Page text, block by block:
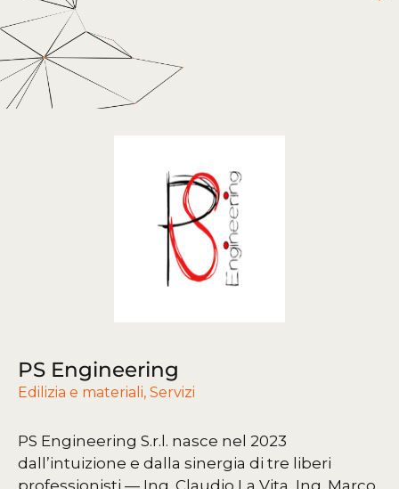
PS Engineering
Edilizia e materiali, Servizi
PS Engineering S.r.l. nasce nel 2023
dall’intuizione e dalla sinergia di tre liberi